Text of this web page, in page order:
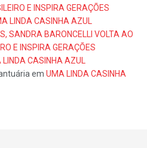
E INSPIRA GERAÇÕES
LINDA CASINHA AZUL
SANDRA BARONCELLI VOLTA AO
E INSPIRA GERAÇÕES
CASINHA AZUL
em UMA LINDA CASINHA